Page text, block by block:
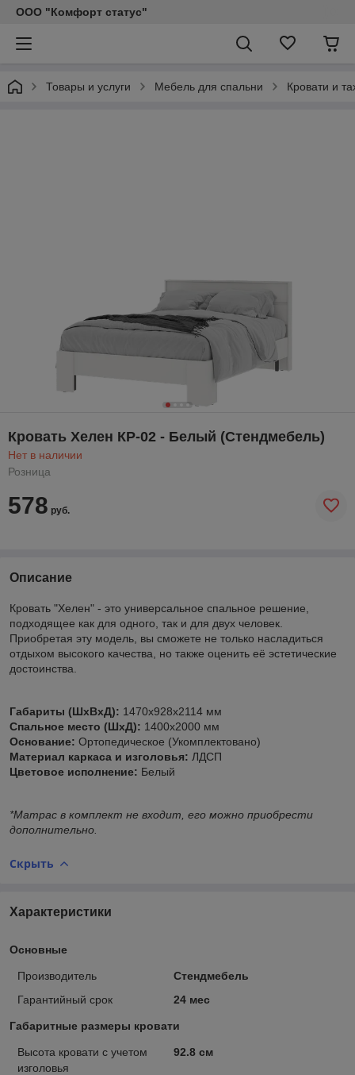
ООО "Комфорт статус"
Товары и услуги Мебель для спальни Кровати и
Кровать Хелен КР-02 - Белый (Стендмебель)
Нет в наличии
Розница
578 руб.
Описание
Кровать "Хелен" - это универсальное спальное решение,
подходящее как для одного, так и для двух человек.
Приобретая эту модель, вы сможете не только насладиться
отдыхом высокого качества, но также оценить её эстетические
достоинства.
Габариты (ШхВхД): 1470х928х2114 мм
Спальное место (ШхД): 1400х2000 мм
Основание: Ортопедическое (Укомплектовано)
Материал каркаса и изголовья: ЛДСП
Цветовое исполнение: Белый
*Матрас в комплект не входит, его можно приобрести
дополнительно.
Скрыть
Характеристики
Основные
Производитель
Стендмебель
Гарантийный срок
24 мес
Габаритные размеры кровати
Высота кровати с учетом
изголовья
92.8 см